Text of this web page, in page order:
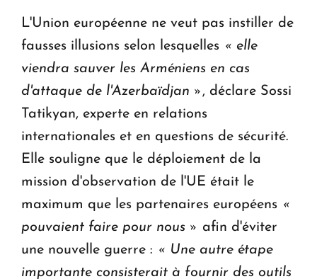
L'Union européenne ne veut pas instiller de
fausses illusions selon lesquelles « elle
viendra sauver les Arméniens en cas
d'attaque de l'Azerbaïdjan » , déclare Sossi
Tatikyan, experte en relations
internationales et en questions de sécurité.
Elle souligne que le déploiement de la
mission d'observation de l'UE était le
maximum que les partenaires européens «
pouvaient faire pour nous » afin d'éviter
une nouvelle guerre : « Une autre étape
importante consisterait à fournir des outils